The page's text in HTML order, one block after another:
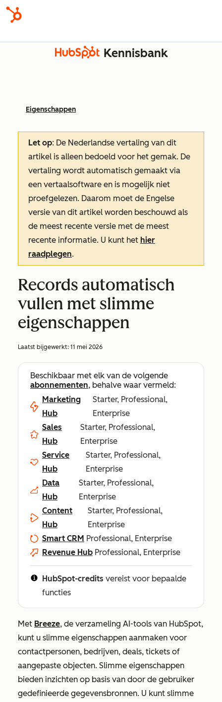
Kennisbank
Eigenschappen
Let op: De Nederlandse vertaling van dit
artikel is alleen bedoeld voor het gemak. De
vertaling wordt automatisch gemaakt via
een vertaalsoftware en is mogelijk niet
proefgelezen. Daarom moet de Engelse
versie van dit artikel worden beschouwd als
de meest recente versie met de meest
recente informatie. U kunt het hier
raadplegen.
Records automatisch
vullen met slimme
eigenschappen
Laatst bijgewerkt: 11 mei 2026
Beschikbaar met elk van de volgende
abonnementen, behalve waar vermeld:
Marketing
Hub
Starter, Professional,
Enterprise
Sales
Hub
Starter, Professional,
Enterprise
Service
Hub
Starter, Professional,
Enterprise
Data
Hub
Starter, Professional,
Enterprise
Content
Hub
Starter, Professional,
Enterprise
Smart CRM Professional, Enterprise
Revenue Hub Professional, Enterprise
HubSpot-credits vereist voor bepaalde
functies
Met Breeze, de verzameling AI-tools van HubSpot,
kunt u slimme eigenschappen aanmaken voor
contactpersonen, bedrijven, deals, tickets of
aangepaste objecten. Slimme eigenschappen
bieden inzichten op basis van door de gebruiker
gedefinieerde gegevensbronnen. U kunt slimme